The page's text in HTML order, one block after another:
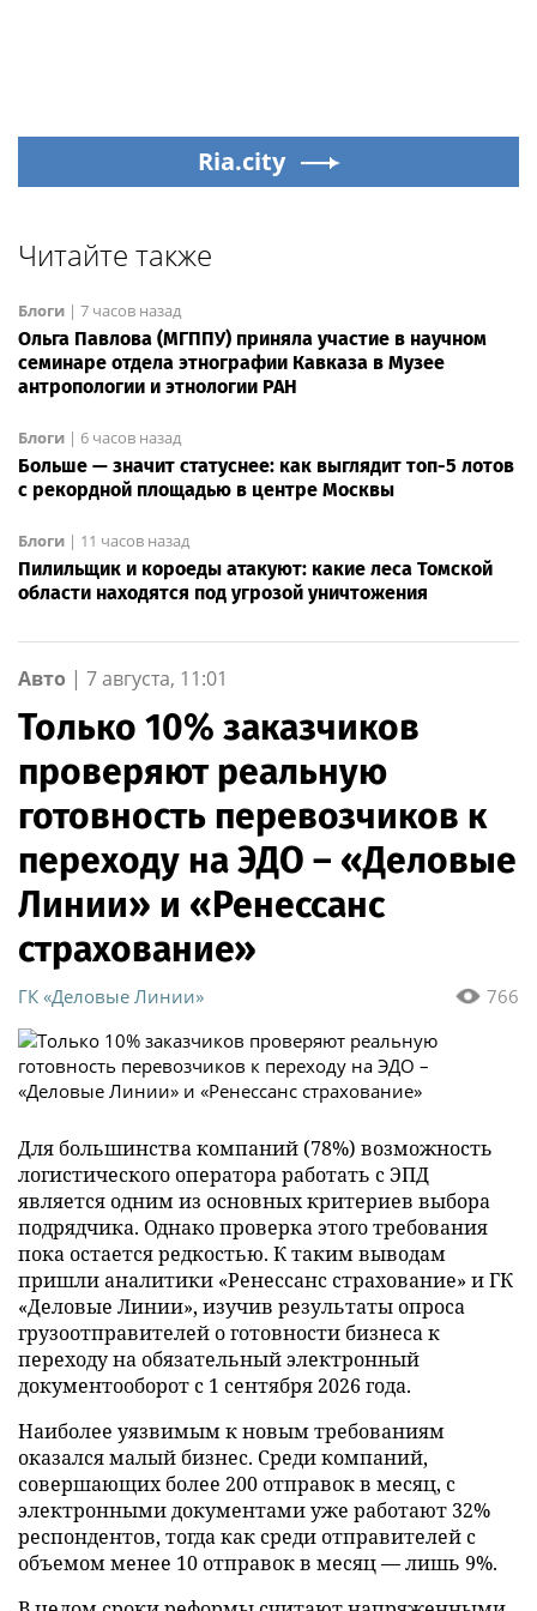
Ria.city
Читайте также
Блоги | 7 часов назад
Ольга Павлова (МГППУ) приняла участие в научном
семинаре отдела этнографии Кавказа в Музее
антропологии и этнологии РАН
Блоги | 6 часов назад
Больше — значит статуснее: как выглядит топ-5 лотов
с рекордной площадью в центре Москвы
Блоги | 11 часов назад
Пилильщик и короеды атакуют: какие леса Томской
области находятся под угрозой уничтожения
Авто | 7 августа, 11:01
Только 10% заказчиков
проверяют реальную
готовность перевозчиков к
переходу на ЭДО – «Деловые
Линии» и «Ренессанс
страхование»
766
ГК «Деловые Линии»
Для большинства компаний (78%) возможность
логистического оператора работать с ЭПД
является одним из основных критериев выбора
подрядчика. Однако проверка этого требования
пока остается редкостью. К таким выводам
пришли аналитики «Ренессанс страхование» и ГК
«Деловые Линии», изучив результаты опроса
грузоотправителей о готовности бизнеса к
переходу на обязательный электронный
документооборот с 1 сентября 2026 года.
Наиболее уязвимым к новым требованиям
оказался малый бизнес. Среди компаний,
совершающих более 200 отправок в месяц, с
электронными документами уже работают 32%
респондентов, тогда как среди отправителей с
объемом менее 10 отправок в месяц — лишь 9%.